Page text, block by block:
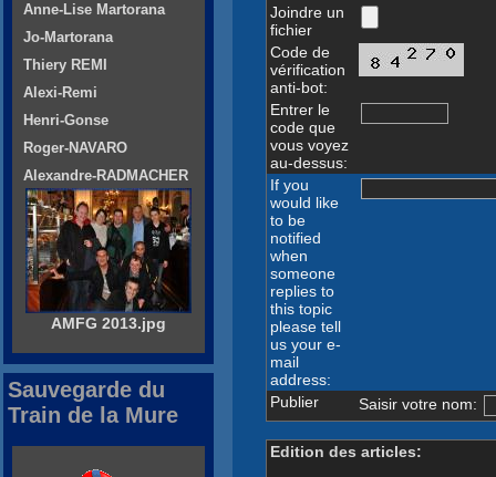
Joindre un
fichier
Code de
vérification
anti-bot:
Entrer le
code que
vous voyez
au-dessus:
If you
would like
to be
notified
when
someone
replies to
this topic
please tell
us your e-
mail
address:
Publier
Saisir votre nom:
Edition des articles:
Anne-Lise Martorana
Jo-Martorana
Thiery REMI
Alexi-Remi
Henri-Gonse
Roger-NAVARO
Alexandre-RADMACHER
AMFG 2013.jpg
Sauvegarde du
Train de la Mure